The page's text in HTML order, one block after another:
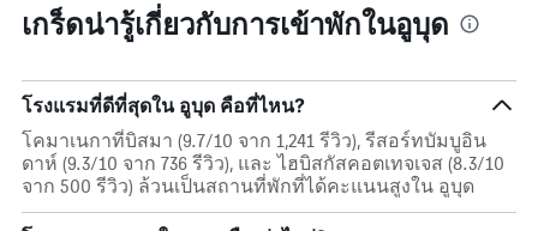
เกร็ดน่ารู้เกี่ยวกับการเข้าพักในอูบุด
โรงแรมที่ดีที่สุดใน อูบุด คือที่ไหน?
โคมาเนกาที่บิสมา (9.7/10 จาก 1,241 รีวิว), รีสอร์ทบัมบูอิน
ดาห์ (9.3/10 จาก 736 รีวิว), และ ไฮบิสกัสคอตเทจเจส (8.3/10
จาก 500 รีวิว) ล้วนเป็นสถานที่พักที่ได้คะแนนสูงใน อูบุด